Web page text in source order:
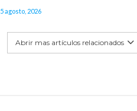
5 agosto, 2026
Abrir mas artículos relacionados